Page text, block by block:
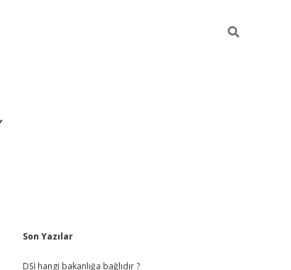
Sidebar
Son Yazılar
DSİ hangi bakanlığa bağlıdır ?